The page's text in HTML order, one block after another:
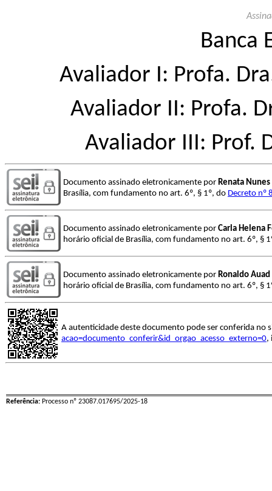
Banca
Avaliador I: Profa.
Avaliador II: Profa.
Avaliador III: Prof.
Documento assinado eletronicamente por Renata Nunes
Brasília, com fundamento no art. 6º, § 1º, do Decreto nº
Documento assinado eletronicamente por Carla Helena
horário oficial de Brasília, com fundamento no art. 6º, §
Documento assinado eletronicamente por Ronaldo
horário oficial de Brasília, com fundamento no art. 6º, §
A autenticidade deste documento pode ser conferida no
acao=documento_conferir&id_orgao_acesso_externo=0,
Referência: Processo nº 23087.017695/2025-18